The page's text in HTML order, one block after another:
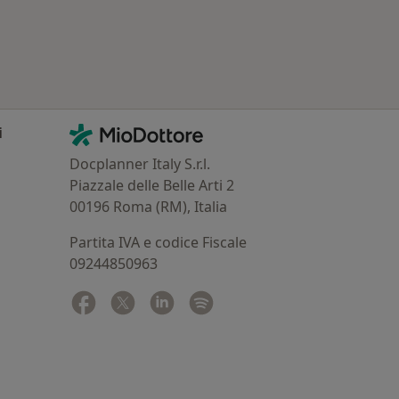
Contatti
MioDottore - Homepage
Docplanner Italy S.r.l.
Piazzale delle Belle Arti 2
00196 Roma (RM), Italia
Partita IVA e codice Fiscale
09244850963
Facebook
si apre in una nuova scheda
Twitter
si apre in una nuova scheda
Linkedin
si apre in una nuova scheda